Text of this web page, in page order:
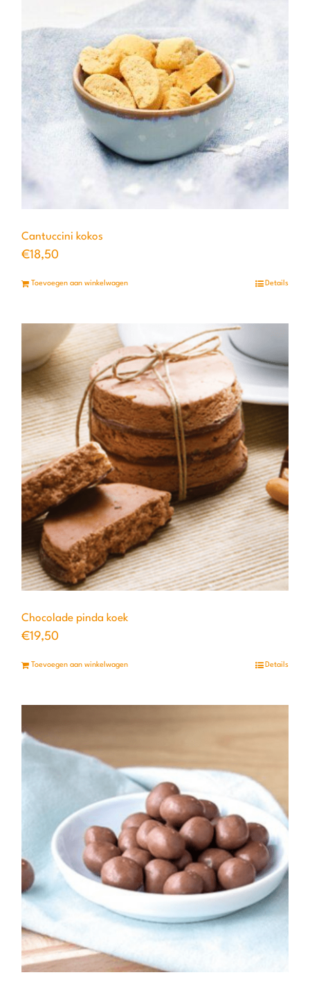
Cantuccini kokos
€18,50
Toevoegen aan winkelwagen Details
Chocolade pinda koek
€19,50
Toevoegen aan winkelwagen Details